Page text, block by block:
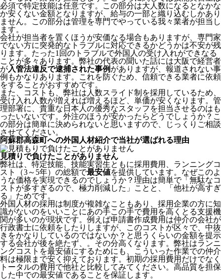
必須で特定技能は任意です。この部分は大人数になるとなかな
か安くない金額となりますが、給与の一部と織り込むしかあり
ません。この部分は管理を専門でやっている我々業者が担当し
ます。
会社が担当者を置くほうが安価なる場合もありますが、専門家
でない方に突発的なトラブルに対応できるかどうかは不安が残
ります。たった1回のトラブルで外国人の受け入れができなる
ことが多々あります。弊社の代表の聞いた話には大阪で経営者
が入管法違反で逮捕された事例 がありますが、報道されない事
例もかなりあります。これを防ぐため、信頼できる業者に依頼
をすることがおすすめです。
また、コストも、弊社は人数スライド制を採用しているため、
受け入れ人数が増えれば増えるほど、単価が安くなります。管
理部署に、貴重な日本人の優秀なスタッフを担当させるのはも
ったいないです。外注のほうが安かったらどうでしょうか？こ
の部分は簡単に決められないと思いますので、じっくりご相談
させてください。
阿蘇郡高森町への外国人材紹介で当社が選ばれる理由
見積りで負けたことがありません
弊社は、特定技能、技能実習生ともに採用費用、ランニングコ
スト（3～5年）の総額で最安値を提供しています。なぜこのよ
うな価格を実現できるのでしょうか？理由は簡単で「無駄なコ
ストが多すぎるので、極力削減した」ことと、
「他社が高すぎ
る」 ためです。
外国人材の採用は制度が複雑なこともあり、採用企業の方に知
識がないのをいいことにあの手この手で費用を高くとる支援機
関が多いのが現状です。例えば申請書作成費用は仲介の会社が
行政書士に依頼をしたりしますが、このコストが区々で、中抜
きをかなりしているのではないか？と思うくらいの金額を提示
する会社が後を絶たず、。その分高くなります。弊社はランニ
ングコストを最安値にするためにも、こういった作業での仲介
料は極限まで安く抑えております。 初期の採用費用だけでなく
トータルの費用で他社と比較してみてください。 高品質を担保
した中での最安値であることを保証します。